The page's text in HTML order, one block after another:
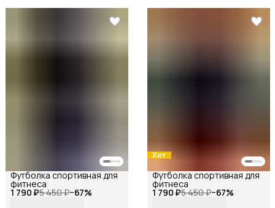
1 790 ₽5 450 ₽−67%
Футболка спортивная для
фитнеса
Хит
1 790 ₽5 450 ₽−67%
Футболка спортивная для
фитнеса